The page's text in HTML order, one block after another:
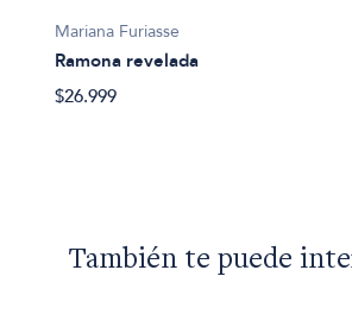
Mariana Furiasse
Ramona revelada
$26.999
También te puede